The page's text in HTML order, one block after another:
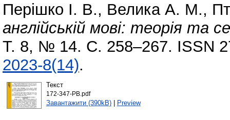
Перішко І. В., Велика А. М.,
англійській мові: теорія та
Т. 8, № 14. С. 258–267. ISSN
2023-8(14).
Текст
172-347-PB.pdf
Завантажити (390kB)| Preview